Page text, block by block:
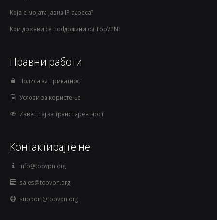
Која е мојата јавна IP адреса?
Кои држави се поdдржани од TopVPN?
Правни работи
Полиса за приватност
Услови за користење
Извештај за транспарентност
Контактирајте не
info@topvpn.org
sales@topvpn.org
support@topvpn.org